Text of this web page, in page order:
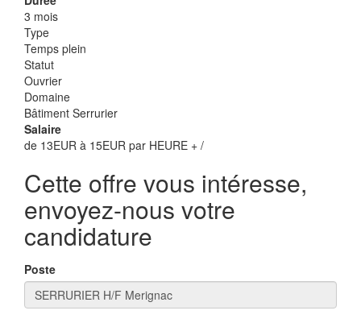
3 mois
Type
Temps plein
Statut
Ouvrier
Domaine
Bâtiment Serrurier
Salaire
de 13EUR à 15EUR par HEURE + /
Cette offre vous intéresse,
envoyez-nous votre
candidature
Poste